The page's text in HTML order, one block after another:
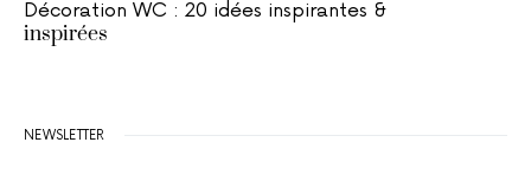
Décoration WC : 20 idées inspirantes &
inspirées
NEWSLETTER